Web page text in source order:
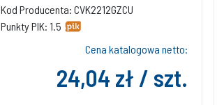
Kod Producenta: CVK2212GZCU
Punkty PIK: 1.5
Cena katalogowa netto:
24,04 zł / szt.